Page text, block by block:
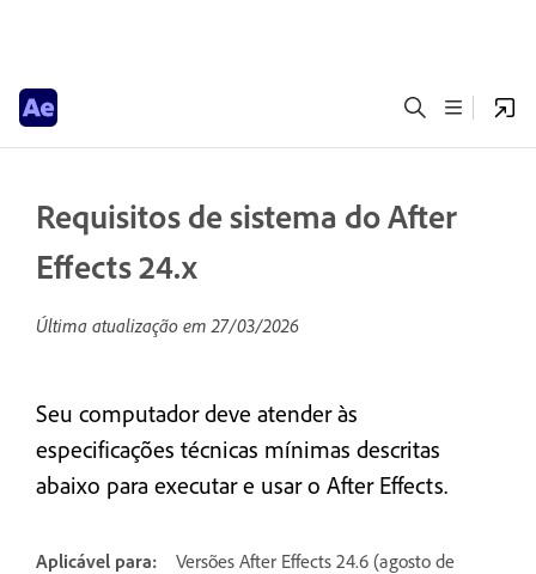
Requisitos de sistema do After
Effects 24.x
Última atualização em27/03/2026
Seu computador deve atender às
especificações técnicas mínimas descritas
abaixo para executar e usar o After Effects.
Aplicável para:
Versões After Effects 24.6 (agosto de